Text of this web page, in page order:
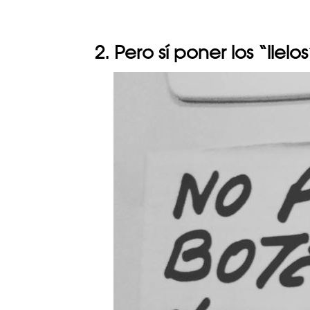
2. Pero sí poner los